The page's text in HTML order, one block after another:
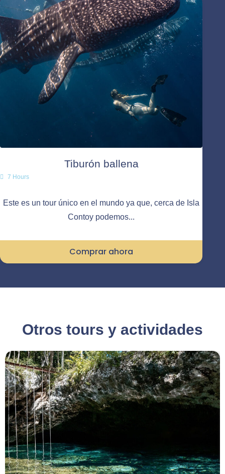
Tiburón ballena
7 Hours
Este es un tour único en el mundo ya que, cerca de Isla
Contoy podemos...
Comprar ahora
Otros tours y actividades